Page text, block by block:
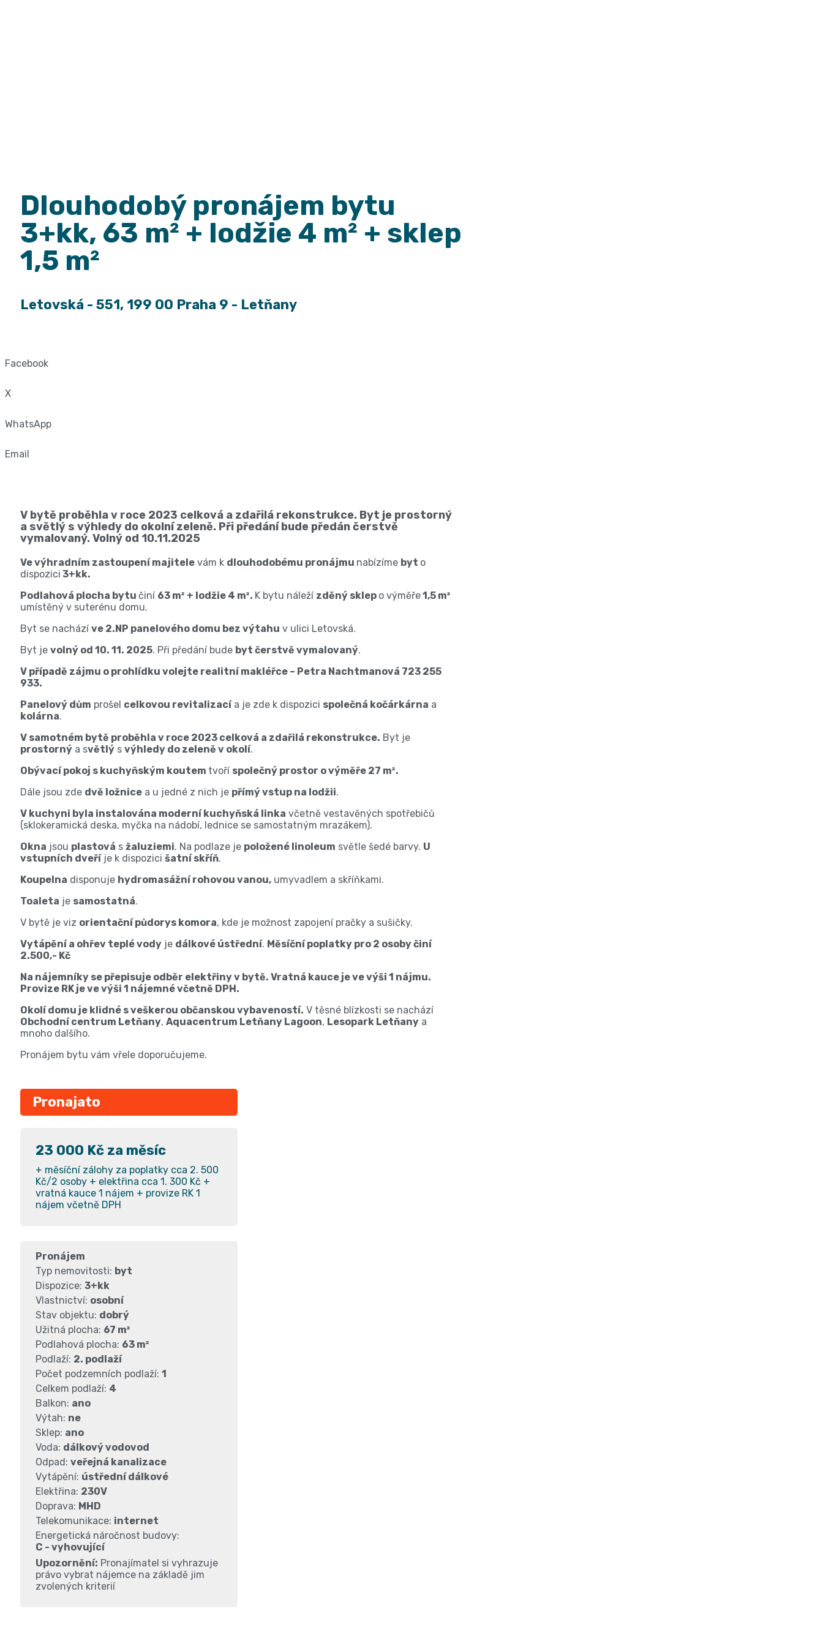
Dlouhodobý pronájem bytu
3+kk, 63 m² + lodžie 4 m² + sklep
1,5 m²
Letovská - 551, 199 00 Praha 9 - Letňany
Facebook
X
WhatsApp
Email
V bytě proběhla v roce 2023 celková a zdařilá rekonstrukce. Byt je prostorný
a světlý s výhledy do okolní zeleně. Při předání bude předán čerstvě
vymalovaný. Volný od 10.11.2025
Ve výhradním zastoupení majitele vám k dlouhodobému pronájmu nabízíme byt o
dispozici 3+kk.
Podlahová plocha bytu činí 63 m² + lodžie 4 m². K bytu náleží zděný sklep o výměře1,5 m²
umístěný v suterénu domu.
Byt se nacházíve 2.NP panelového domu bez výtahu v ulici Letovská.
Byt je volný od 10. 11. 2025. Při předání bude byt čerstvě vymalovaný.
V případě zájmu o prohlídku volejte realitní makléřce – Petra Nachtmanová 723 255
933.
Panelový dům prošel celkovou revitalizacía je zde k dispozici společná kočárkárna a
kolárna.
V samotném bytě proběhla v roce 2023 celková a zdařilá rekonstrukce. Byt je
prostorný a světlý s výhledy do zeleně v okolí.
Obývací pokoj s kuchyňským koutem tvoří společný prostor o výměře 27 m².
Dále jsou zde dvě ložnice a u jedné z nich je přímý vstup na lodžii.
V kuchyni byla instalována moderní kuchyňská linka včetně vestavěných spotřebičů
(sklokeramická deska, myčka na nádobí, lednice se samostatným mrazákem).
Okna jsou plastová s žaluziemi. Na podlaze je položené linoleum světle šedé barvy. U
vstupních dveříje k dispozici šatní skříň.
Koupelna disponuje hydromasážní rohovou vanou, umyvadlem a skříňkami.
Toaleta je samostatná.
V bytě je viz orientační půdorys komora, kde je možnost zapojení pračky a sušičky.
Vytápění a ohřev teplé vody je dálkové ústřední. Měsíční poplatky pro 2 osoby činí
2.500,- Kč
Na nájemníky se přepisuje odběr elektřiny v bytě. Vratná kauce je ve výši 1 nájmu.
Provize RK je ve výši 1 nájemné včetně DPH.
Okolí domu je klidné s veškerou občanskou vybaveností. V těsné blízkosti se nachází
Obchodní centrum Letňany, Aquacentrum Letňany Lagoon, Lesopark Letňany a
mnoho dalšího.
Pronájem bytu vám vřele doporučujeme.
Pronajato
23 000 Kč za měsíc
+ měsíční zálohy za poplatky cca 2. 500
Kč/2 osoby + elektřina cca 1. 300 Kč +
vratná kauce 1 nájem + provize RK 1
nájem včetně DPH
Pronájem
Typ nemovitosti: byt
Dispozice: 3+kk
Vlastnictví: osobní
Stav objektu: dobrý
Užitná plocha: 67 m²
Podlahová plocha: 63 m²
Podlaží: 2. podlaží
Počet podzemních podlaží: 1
Celkem podlaží: 4
Balkon: ano
Výtah: ne
Sklep: ano
Voda: dálkový vodovod
Odpad: veřejná kanalizace
Vytápění: ústřední dálkové
Elektřina: 230V
Doprava: MHD
Telekomunikace: internet
Energetická náročnost budovy:
C - vyhovující
Upozornění: Pronajímatel si vyhrazuje
právo vybrat nájemce na základě jim
zvolených kriterií